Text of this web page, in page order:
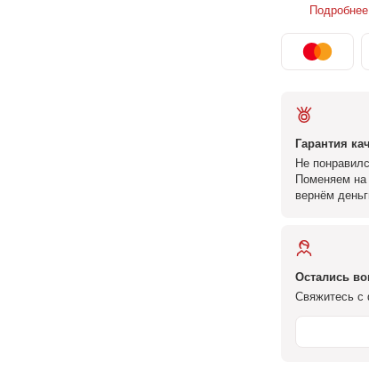
Подробнее
Гарантия
Не
Поменяем на
вернём
Остались
Свяжитесь с